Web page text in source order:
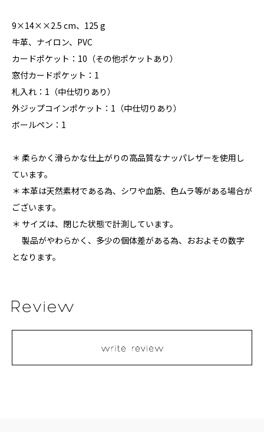
9×14××2.5 cm、125 g
牛革、ナイロン、PVC
カードポケット：10（その他ポケットあり）
窓付カードポケット：1
札入れ：1（中仕切りあり）
外ジップコインポケット：1（中仕切りあり）
ボールペン：1
＊ 柔らかく滑らかな仕上がりの高品質なナッパレザーを使用し
ています。
＊ 本革は天然素材である為、シワや血筋、色ムラ等がある場合が
ございます。
＊ サイズは、閉じた状態で計測しています。
製品がやわらかく、多少の個体差がある為、おおよその数字
となります。